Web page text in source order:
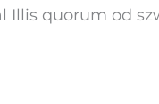
Illis quorum od